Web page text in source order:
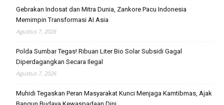
Gebrakan Indosat dan Mitra Dunia, Zankore Pacu Indonesia
Memimpin Transformasi AI Asia
Agustus 7, 2026
Polda Sumbar Tegas! Ribuan Liter Bio Solar Subsidi Gagal
Diperdagangkan Secara Ilegal
Agustus 7, 2026
Muhidi Tegaskan Peran Masyarakat Kunci Menjaga Kamtibmas, Ajak